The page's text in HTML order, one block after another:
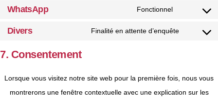
WhatsApp Fonctionnel
Divers Finalité en attente d’enquête
7. Consentement
Lorsque vous visitez notre site web pour la première fois, nous vous
montrerons une fenêtre contextuelle avec une explication sur les